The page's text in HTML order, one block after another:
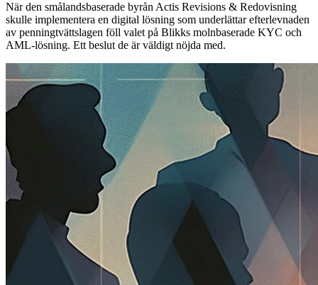
När den smålandsbaserade byrån Actis Revisions & Redovisning
skulle implementera en digital lösning som underlättar efterlevnaden
av penningtvättslagen föll valet på Blikks molnbaserade KYC och
AML-lösning. Ett beslut de är väldigt nöjda med.